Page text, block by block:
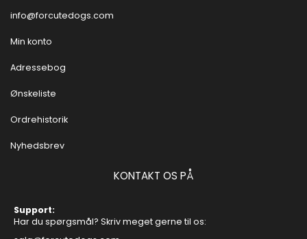
info@forcutedogs.com
Min konto
Adressebog
Ønskeliste
Ordrehistorik
Nyhedsbrev
KONTAKT OS PÅ
Support:
Har du spørgsmål? Skriv meget gerne til os: